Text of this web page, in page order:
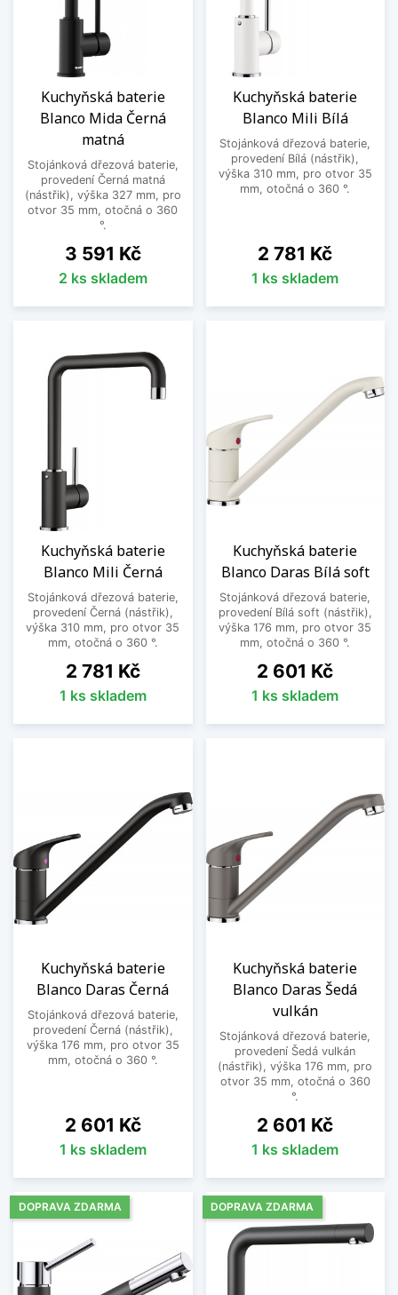
Kuchyňská baterie
Blanco Mida Černá
matná
Stojánková dřezová baterie,
provedení Černá matná
(nástřik), výška 327 mm, pro
otvor 35 mm, otočná o 360
°.
Cena
3 591 Kč
2 ks skladem
Kuchyňská baterie
Blanco Mili Bílá
Stojánková dřezová baterie,
provedení Bílá (nástřik),
výška 310 mm, pro otvor 35
mm, otočná o 360 °.
Cena
2 781 Kč
1 ks skladem
Kuchyňská baterie
Blanco Mili Černá
Stojánková dřezová baterie,
provedení Černá (nástřik),
výška 310 mm, pro otvor 35
mm, otočná o 360 °.
Cena
2 781 Kč
1 ks skladem
Kuchyňská baterie
Blanco Daras Bílá soft
Stojánková dřezová baterie,
provedení Bílá soft (nástřik),
výška 176 mm, pro otvor 35
mm, otočná o 360 °.
Cena
2 601 Kč
1 ks skladem
Kuchyňská baterie
Blanco Daras Černá
Stojánková dřezová baterie,
provedení Černá (nástřik),
výška 176 mm, pro otvor 35
mm, otočná o 360 °.
Cena
2 601 Kč
1 ks skladem
Kuchyňská baterie
Blanco Daras Šedá
vulkán
Stojánková dřezová baterie,
provedení Šedá vulkán
(nástřik), výška 176 mm, pro
otvor 35 mm, otočná o 360
°.
Cena
2 601 Kč
1 ks skladem
DOPRAVA ZDARMA DOPRAVA ZDARMA